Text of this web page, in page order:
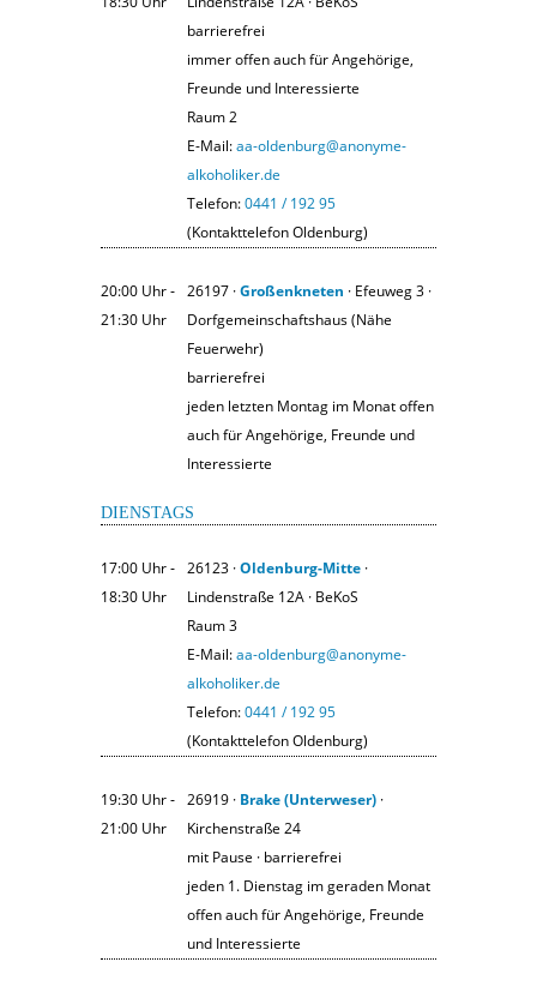
barrierefrei
immer offen auch für Angehörige,
Freunde und Interessierte
Raum 2
E-Mail:aa-oldenburg@anonyme-
alkoholiker.de
Telefon:0441 / 192 95
(Kontakttelefon Oldenburg)
20:00 Uhr ‐
21:30 Uhr
26197 ·Großenkneten · Efeuweg 3 ·
Dorfgemeinschaftshaus (Nähe
Feuerwehr)
barrierefrei
jeden letzten Montag im Monat offen
auch für Angehörige, Freunde und
Interessierte
DIENSTAGS
17:00 Uhr ‐
18:30 Uhr
26123 ·Oldenburg-Mitte ·
Lindenstraße 12A · BeKoS
Raum 3
E-Mail:aa-oldenburg@anonyme-
alkoholiker.de
Telefon:0441 / 192 95
(Kontakttelefon Oldenburg)
19:30 Uhr ‐
21:00 Uhr
26919 · Brake (Unterweser) ·
Kirchenstraße 24
mit Pause · barrierefrei
jeden 1. Dienstag im geraden Monat
offen auch für Angehörige, Freunde
und Interessierte